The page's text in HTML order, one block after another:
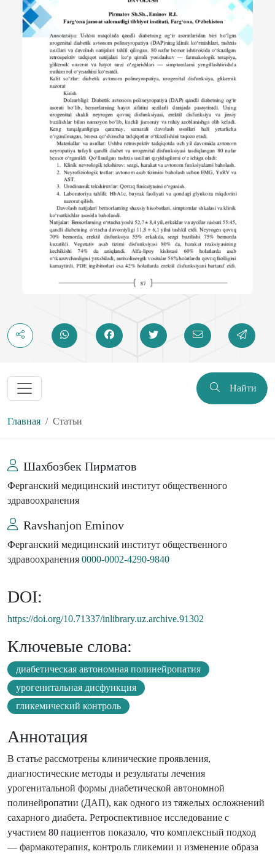
Найти
Главная Статьи
Шахбозбек Пирматов
Ферганский медицинский институт общественного
здравоохранения
Ravshanjon Eminov
Ферганский медицинский институт общественного
здравоохранения 0000-0002-4290-9840
DOI:
https://doi.org/10.71337/inlibrary.uz.archive.91302
Ключевые слова:
диабетическая автономная полинейропатия
урогенитальная дисфункция
гликемический контроль
Аннотация
В статье рассмотрены клинические проявления,
диагностические методы и результаты лечения
урогенитальной формы диабетической автономной
полинейропатии (ДАП), как одного из тяжелых осложнений
сахарного диабета. Ретроспективное исследование с
участием 80 пациентов показало, что комплексный подход
— фармакотерапия, контроль гликемии и изменение образа